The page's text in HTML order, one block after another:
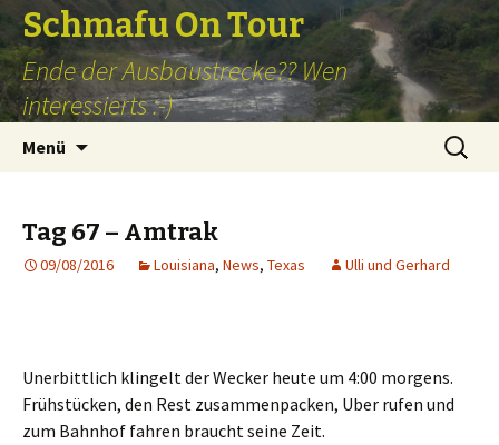
Schmafu On Tour
Ende der Ausbaustrecke?? Wen
interessierts :-)
Menü
Suchen
nach:
Tag 67 – Amtrak
09/08/2016 Louisiana, News, Texas Ulli und Gerhard
Unerbittlich klingelt der Wecker heute um 4:00 morgens.
Frühstücken, den Rest zusammenpacken, Uber rufen und
zum Bahnhof fahren braucht seine Zeit.